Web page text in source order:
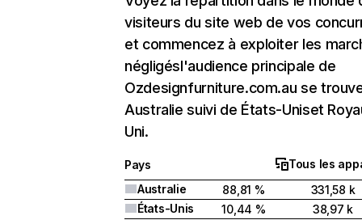
visiteurs du site web de vos
et commencez à exploiter les
négligésl'audience principale de
Ozdesignfurniture.com.au se
Australie suivi de États-Uniset
Uni.
Pays
Tous les
Australie
88,81 %
331,58 k
États-Unis
10,44 %
38,97 k